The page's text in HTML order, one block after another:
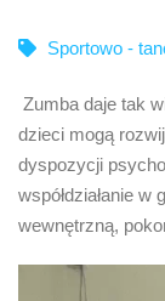
Sportowo -
Zumba daje tak
dzieci mogą
dyspozycji
współdziałanie
wewnętrzną,
Odtwarzacz